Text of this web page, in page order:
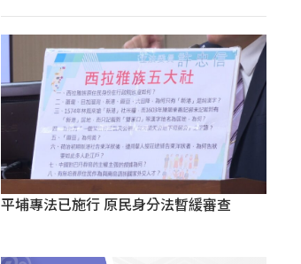
平埔專法已施行 原民身分法暫緩審查